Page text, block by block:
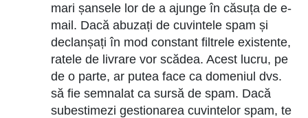
mari șansele lor de a ajunge în căsuța de e-
mail. Dacă abuzați de cuvintele spam și
declanșați în mod constant filtrele existente,
ratele de livrare vor scădea. Acest lucru, pe
de o parte, ar putea face ca domeniul dvs.
să fie semnalat ca sursă de spam. Dacă
subestimezi gestionarea cuvintelor spam, te